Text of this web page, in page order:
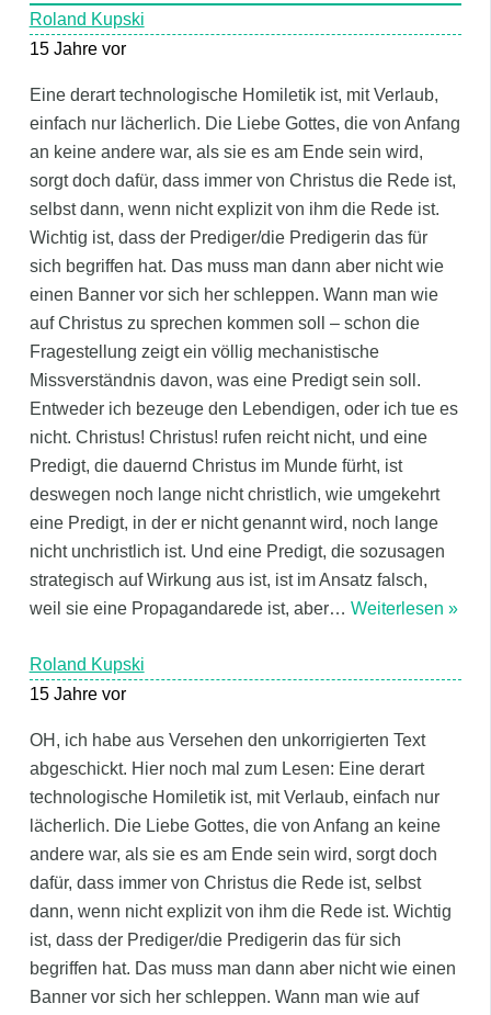
Roland Kupski
15 Jahre vor
Eine derart technologische Homiletik ist, mit Verlaub,
einfach nur lächerlich. Die Liebe Gottes, die von Anfang
an keine andere war, als sie es am Ende sein wird,
sorgt doch dafür, dass immer von Christus die Rede ist,
selbst dann, wenn nicht explizit von ihm die Rede ist.
Wichtig ist, dass der Prediger/die Predigerin das für
sich begriffen hat. Das muss man dann aber nicht wie
einen Banner vor sich her schleppen. Wann man wie
auf Christus zu sprechen kommen soll – schon die
Fragestellung zeigt ein völlig mechanistische
Missverständnis davon, was eine Predigt sein soll.
Entweder ich bezeuge den Lebendigen, oder ich tue es
nicht. Christus! Christus! rufen reicht nicht, und eine
Predigt, die dauernd Christus im Munde fürht, ist
deswegen noch lange nicht christlich, wie umgekehrt
eine Predigt, in der er nicht genannt wird, noch lange
nicht unchristlich ist. Und eine Predigt, die sozusagen
strategisch auf Wirkung aus ist, ist im Ansatz falsch,
weil sie eine Propagandarede ist, aber… Weiterlesen »
Roland Kupski
15 Jahre vor
OH, ich habe aus Versehen den unkorrigierten Text
abgeschickt. Hier noch mal zum Lesen: Eine derart
technologische Homiletik ist, mit Verlaub, einfach nur
lächerlich. Die Liebe Gottes, die von Anfang an keine
andere war, als sie es am Ende sein wird, sorgt doch
dafür, dass immer von Christus die Rede ist, selbst
dann, wenn nicht explizit von ihm die Rede ist. Wichtig
ist, dass der Prediger/die Predigerin das für sich
begriffen hat. Das muss man dann aber nicht wie einen
Banner vor sich her schleppen. Wann man wie auf